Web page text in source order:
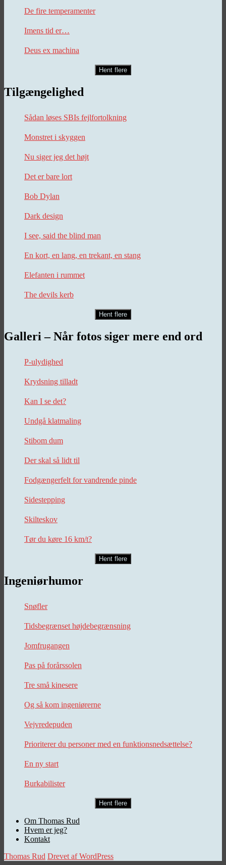
De fire temperamenter
Imens tid er…
Deus ex machina
Hent flere
Tilgængelighed
Sådan løses SBIs fejlfortolkning
Monstret i skyggen
Nu siger jeg det højt
Det er bare lort
Bob Dylan
Dark design
I see, said the blind man
En kort, en lang, en trekant, en stang
Elefanten i rummet
The devils kerb
Hent flere
Galleri – Når fotos siger mere end ord
P-ulydighed
Krydsning tilladt
Kan I se det?
Undgå klatmaling
Stibom dum
Der skal så lidt til
Fodgængerfelt for vandrende pinde
Sidestepping
Skilteskov
Tør du køre 16 km/t?
Hent flere
Ingeniørhumor
Snøfler
Tidsbegrænset højdebegrænsning
Jomfrugangen
Pas på forårssolen
Tre små kinesere
Og så kom ingeniørerne
Vejvredepuden
Prioriterer du personer med en funktionsnedsættelse?
En ny start
Burkabilister
Hent flere
Om Thomas Rud
Hvem er jeg?
Kontakt
Thomas Rud Drevet af WordPress